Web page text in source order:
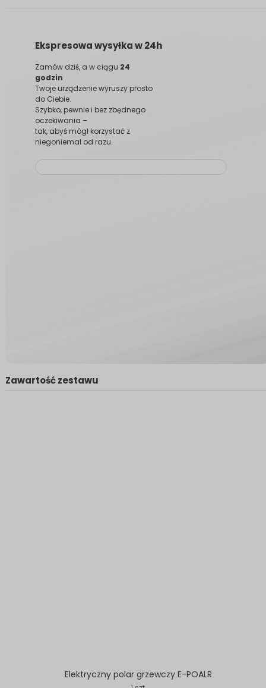
Ekspresowa wysyłka w 24h
Zamów dziś, a w ciągu 24
godzin
Twoje urządzenie wyruszy prosto
do Ciebie.
Szybko, pewnie i bez zbędnego
oczekiwania –
tak, abyś mógł korzystać z
niegoniemal od razu.
Zawartość zestawu
Elektryczny polar grzewczy E-POALR